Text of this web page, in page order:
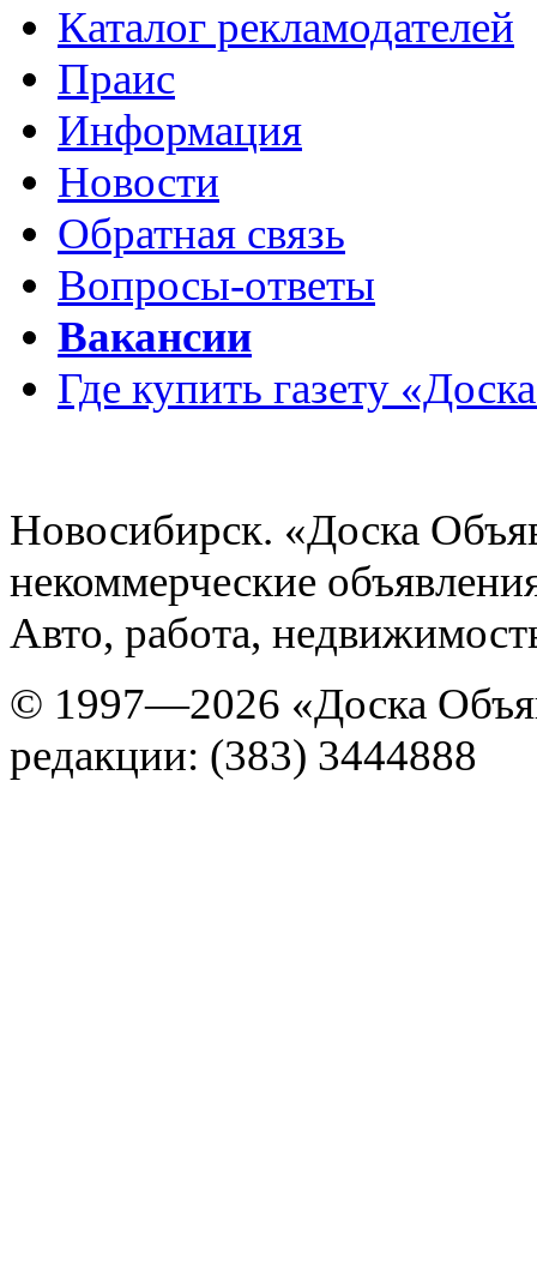
Каталог рекламодателей
Праис
Информация
Новости
Обратная связь
Вопросы-ответы
Вакансии
Где купить газету
Новосибирск. «Доска
некоммерческие
Авто, работа,
© 1997—2026 «Доска
редакции: (383) 3444888